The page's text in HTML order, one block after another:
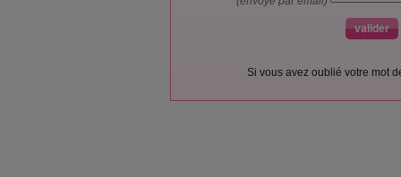
Si vous avez oublié votre mot